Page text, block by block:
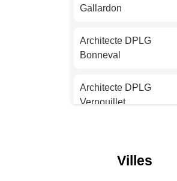
Architecte DPLG
Architecte DPLG
Architecte DPLG
Gallardon
Architecte DPLG
Bonneval
Architecte DPLG
Vernouillet
Villes